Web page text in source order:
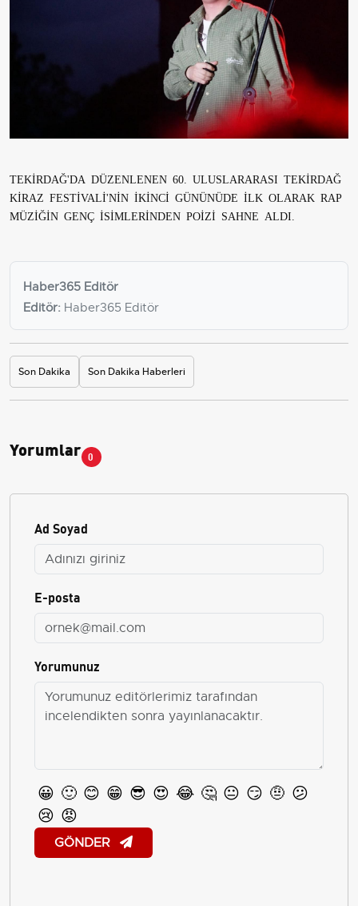
TEKİRDAĞ'DA DÜZENLENEN 60. ULUSLARARASI TEKİRDAĞ
KİRAZ FESTİVALİ'NİN İKİNCİ GÜNÜNÜDE İLK OLARAK RAP
MÜZİĞİN GENÇ İSİMLERİNDEN POİZİ SAHNE ALDI.
Haber365 Editör
Editör: Haber365 Editör
Son Dakika Son Dakika Haberleri
Yorumlar 0
Ad Soyad
E-posta
Yorumunuz
😀 🙂 😊 😁 😎 😍 😂 🤔 😐 😏 🤨 😕
😢 😡
GÖNDER